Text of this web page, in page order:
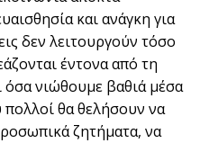
και ανάγκη για
δεν λειτουργούν τόσο
έντονα από τη
όσα νιώθουμε βαθιά μέσα
πολλοί θα θελήσουν να
ζητήματα, να